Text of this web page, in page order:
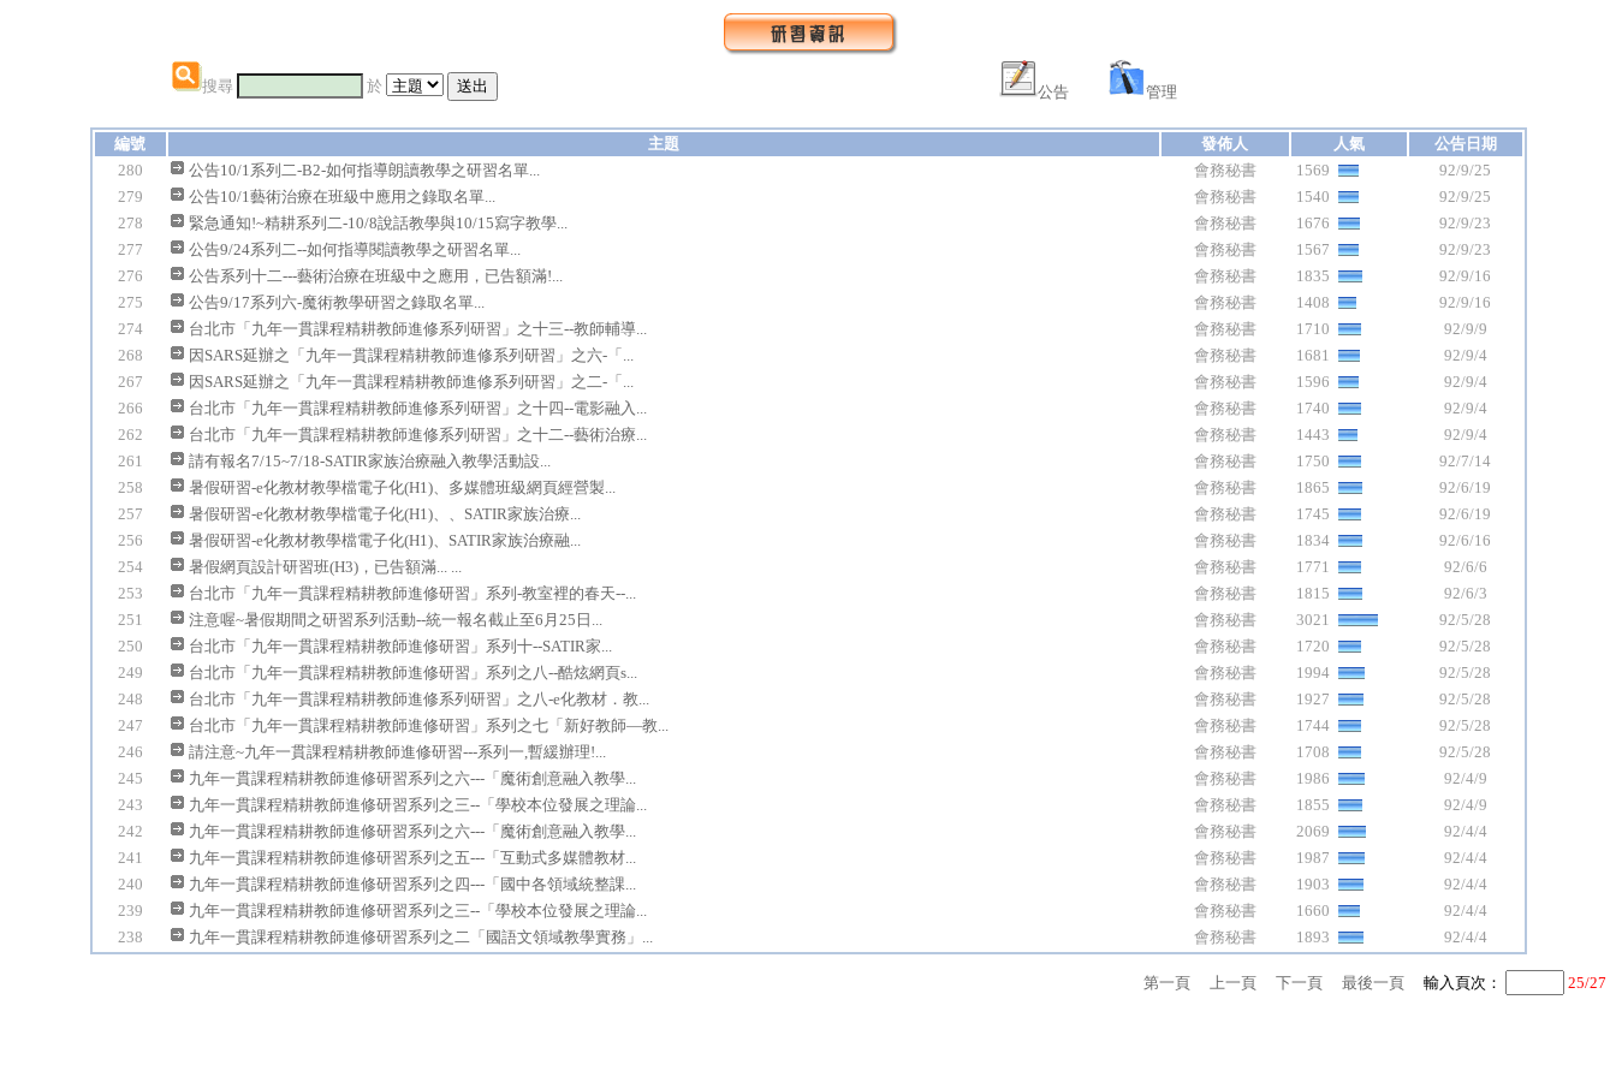
搜尋 於 公告 管理
編號 主題 發佈人 人氣
公告日期
280
公告10/1系列二-B2-如何指導朗讀教學之研習名單... 會務秘書 1569
92/9/25
279
公告10/1藝術治療在班級中應用之錄取名單... 會務秘書 1540
92/9/25
278
緊急通知!~精耕系列二-10/8說話教學與10/15寫字教學... 會務秘書 1676
92/9/23
277
公告9/24系列二--如何指導閱讀教學之研習名單... 會務秘書 1567
92/9/23
276
公告系列十二---藝術治療在班級中之應用，已告額滿!... 會務秘書 1835
92/9/16
275
公告9/17系列六-魔術教學研習之錄取名單... 會務秘書 1408
92/9/16
274
台北市「九年一貫課程精耕教師進修系列研習」之十三--教師輔導... 會務秘書 1710
92/9/9
268
因SARS延辦之「九年一貫課程精耕教師進修系列研習」之六-「... 會務秘書 1681
92/9/4
267
因SARS延辦之「九年一貫課程精耕教師進修系列研習」之二-「... 會務秘書 1596
92/9/4
266
台北市「九年一貫課程精耕教師進修系列研習」之十四--電影融入... 會務秘書 1740
92/9/4
262
台北市「九年一貫課程精耕教師進修系列研習」之十二--藝術治療... 會務秘書 1443
92/9/4
261
請有報名7/15~7/18-SATIR家族治療融入教學活動設... 會務秘書 1750
92/7/14
258
暑假研習-e化教材教學檔電子化(H1)、多媒體班級網頁經營製... 會務秘書 1865
92/6/19
257
暑假研習-e化教材教學檔電子化(H1)、、SATIR家族治療... 會務秘書 1745
92/6/19
256
暑假研習-e化教材教學檔電子化(H1)、SATIR家族治療融... 會務秘書 1834
92/6/16
254
暑假網頁設計研習班(H3)，已告額滿... ... 會務秘書 1771
92/6/6
253
台北市「九年一貫課程精耕教師進修研習」系列-教室裡的春天--... 會務秘書 1815
92/6/3
251
注意喔~暑假期間之研習系列活動--統一報名截止至6月25日... 會務秘書 3021
92/5/28
250
台北市「九年一貫課程精耕教師進修研習」系列十--SATIR家... 會務秘書 1720
92/5/28
249
台北市「九年一貫課程精耕教師進修研習」系列之八--酷炫網頁s... 會務秘書 1994
92/5/28
248
台北市「九年一貫課程精耕教師進修系列研習」之八-e化教材．教... 會務秘書 1927
92/5/28
247
台北市「九年一貫課程精耕教師進修研習」系列之七「新好教師—教... 會務秘書 1744
92/5/28
246
請注意~九年一貫課程精耕教師進修研習---系列一,暫緩辦理!... 會務秘書 1708
92/5/28
245
九年一貫課程精耕教師進修研習系列之六---「魔術創意融入教學... 會務秘書 1986
92/4/9
243
九年一貫課程精耕教師進修研習系列之三--「學校本位發展之理論... 會務秘書 1855
92/4/9
242
九年一貫課程精耕教師進修研習系列之六---「魔術創意融入教學... 會務秘書 2069
92/4/4
241
九年一貫課程精耕教師進修研習系列之五---「互動式多媒體教材... 會務秘書 1987
92/4/4
240
九年一貫課程精耕教師進修研習系列之四---「國中各領域統整課... 會務秘書 1903
92/4/4
239
九年一貫課程精耕教師進修研習系列之三--「學校本位發展之理論... 會務秘書 1660
92/4/4
238
九年一貫課程精耕教師進修研習系列之二「國語文領域教學實務」... 會務秘書 1893 92/4/4
第一頁 上一頁 下一頁 最後一頁 輸入頁次： 25/27